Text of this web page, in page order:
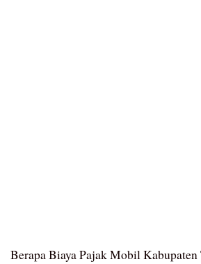
Berapa Biaya Pajak Mobil Kabupaten